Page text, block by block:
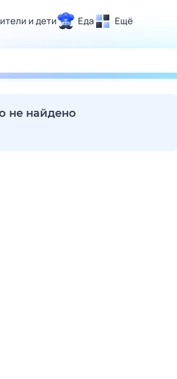
и дети Еда Ещё
Развлечения и отдых
Спорт
не найдено